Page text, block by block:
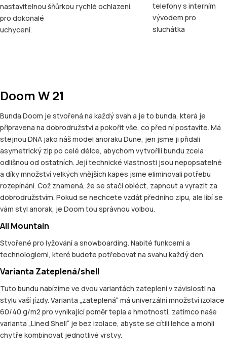
nastavitelnou šňůrkou
pro dokonalé
uchycení.
rychlé ochlazení.
telefony s interním
vývodem pro
sluchátka
Doom W 21
Bunda Doom je stvořená na každý svah a je to bunda, která je
připravena na dobrodružství a pokořit vše, co před ní postavíte. Má
stejnou DNA jako náš model anoraku Dune, jen jsme ji přidali
asymetrický zip po celé délce, abychom vytvořili bundu zcela
odlišnou od ostatních. Její technické vlastnosti jsou nepopsatelné
a díky množství velkých vnějších kapes jsme eliminovali potřebu
rozepínání. Což znamená, že se stačí obléct, zapnout a vyrazit za
dobrodružstvím. Pokud se nechcete vzdát předního zipu, ale líbí se
vám styl anorak, je Doom tou správnou volbou.
All Mountain
Stvořené pro lyžování a snowboarding. Nabité funkcemi a
technologiemi, které budete potřebovat na svahu každý den.
Varianta Zateplená/shell
Tuto bundu nabízíme ve dvou variantách zateplení v závislosti na
stylu vaší jízdy. Varianta „zateplená“ má univerzální množství izolace
60/40 g/m2 pro vynikající poměr tepla a hmotnosti, zatímco naše
varianta „Lined Shell“ je bez izolace, abyste se cítili lehce a mohli
chytře kombinovat jednotlivé vrstvy.